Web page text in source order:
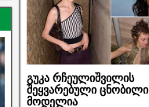
გუკა რჩეულიშვილის
შეყვარებული ცნობილი
მოდელია